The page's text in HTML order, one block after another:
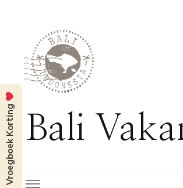
Bali
Vroegboek Korting